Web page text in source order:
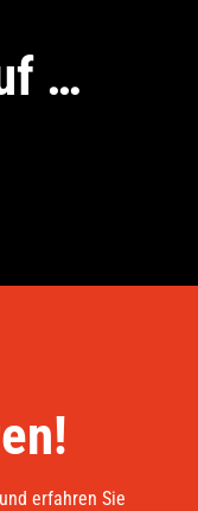
…
erfahren Sie